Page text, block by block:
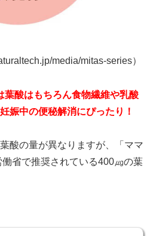
media/mitas-series）
葉酸はもちろん食物繊維や乳酸
娠中の便秘解消にぴったり！
酸の量が異なりますが、「ママ
省で推奨されている400㎍の葉